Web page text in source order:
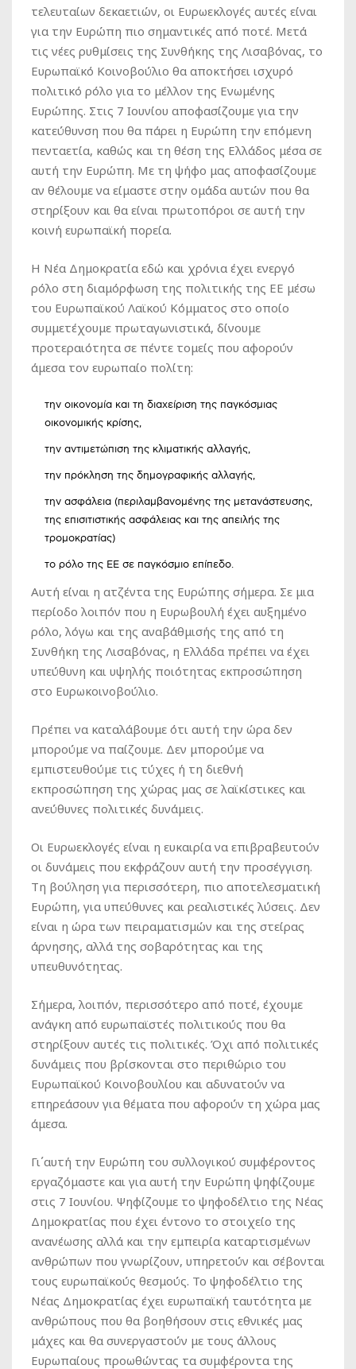
τελευταίων δεκαετιών, οι Ευρωεκλογές αυτές είναι
για την Ευρώπη πιο σημαντικές από ποτέ. Μετά
τις νέες ρυθμίσεις της Συνθήκης της Λισαβόνας, το
Ευρωπαϊκό Κοινοβούλιο θα αποκτήσει ισχυρό
πολιτικό ρόλο για το μέλλον της Ενωμένης
Ευρώπης. Στις 7 Ιουνίου αποφασίζουμε για την
κατεύθυνση που θα πάρει η Ευρώπη την επόμενη
πενταετία, καθώς και τη θέση της Ελλάδος μέσα σε
αυτή την Ευρώπη. Με τη ψήφο μας αποφασίζουμε
αν θέλουμε να είμαστε στην ομάδα αυτών που θα
στηρίξουν και θα είναι πρωτοπόροι σε αυτή την
κοινή ευρωπαϊκή πορεία.
Η Νέα Δημοκρατία εδώ και χρόνια έχει ενεργό
ρόλο στη διαμόρφωση της πολιτικής της ΕΕ μέσω
του Ευρωπαϊκού Λαϊκού Κόμματος στο οποίο
συμμετέχουμε πρωταγωνιστικά, δίνουμε
προτεραιότητα σε πέντε τομείς που αφορούν
άμεσα τον ευρωπαίο πολίτη:
την οικονομία και τη διαχείριση της παγκόσμιας
οικονομικής κρίσης,
την αντιμετώπιση της κλιματικής αλλαγής,
την πρόκληση της δημογραφικής αλλαγής,
την ασφάλεια (περιλαμβανομένης της μετανάστευσης,
της επισιτιστικής ασφάλειας και της απειλής της
τρομοκρατίας)
το ρόλο της ΕΕ σε παγκόσμιο επίπεδο.
Αυτή είναι η ατζέντα της Ευρώπης σήμερα. Σε μια
περίοδο λοιπόν που η Ευρωβουλή έχει αυξημένο
ρόλο, λόγω και της αναβάθμισής της από τη
Συνθήκη της Λισαβόνας, η Ελλάδα πρέπει να έχει
υπεύθυνη και υψηλής ποιότητας εκπροσώπηση
στο Ευρωκοινοβούλιο.
Πρέπει να καταλάβουμε ότι αυτή την ώρα δεν
μπορούμε να παίζουμε. Δεν μπορούμε να
εμπιστευθούμε τις τύχες ή τη διεθνή
εκπροσώπηση της χώρας μας σε λαϊκίστικες και
ανεύθυνες πολιτικές δυνάμεις.
Οι Ευρωεκλογές είναι η ευκαιρία να επιβραβευτούν
οι δυνάμεις που εκφράζουν αυτή την προσέγγιση.
Τη βούληση για περισσότερη, πιο αποτελεσματική
Ευρώπη, για υπεύθυνες και ρεαλιστικές λύσεις. Δεν
είναι η ώρα των πειραματισμών και της στείρας
άρνησης, αλλά της σοβαρότητας και της
υπευθυνότητας.
Σήμερα, λοιπόν, περισσότερο από ποτέ, έχουμε
ανάγκη από ευρωπαϊστές πολιτικούς που θα
στηρίξουν αυτές τις πολιτικές. Όχι από πολιτικές
δυνάμεις που βρίσκονται στο περιθώριο του
Ευρωπαϊκού Κοινοβουλίου και αδυνατούν να
επηρεάσουν για θέματα που αφορούν τη χώρα μας
άμεσα.
Γι΄αυτή την Ευρώπη του συλλογικού συμφέροντος
εργαζόμαστε και για αυτή την Ευρώπη ψηφίζουμε
στις 7 Ιουνίου. Ψηφίζουμε το ψηφοδέλτιο της Νέας
Δημοκρατίας που έχει έντονο το στοιχείο της
ανανέωσης αλλά και την εμπειρία καταρτισμένων
ανθρώπων που γνωρίζουν, υπηρετούν και σέβονται
τους ευρωπαϊκούς θεσμούς. Το ψηφοδέλτιο της
Νέας Δημοκρατίας έχει ευρωπαϊκή ταυτότητα με
ανθρώπους που θα βοηθήσουν στις εθνικές μας
μάχες και θα συνεργαστούν με τους άλλους
Ευρωπαίους προωθώντας τα συμφέροντα της